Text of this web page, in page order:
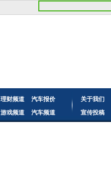
理财频道
汽车报价
游戏频道 汽车频道
关于我们
宣传投稿